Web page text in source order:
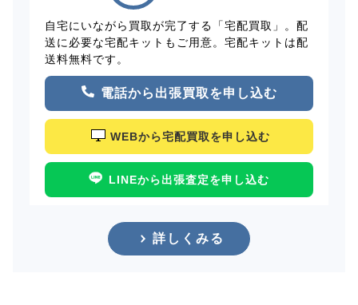
自宅にいながら買取が完了する「宅配買取」。配
送に必要な宅配キットもご用意。宅配キットは配
送料無料です。
電話から出張買取を申し込む
WEBから宅配買取を申し込む
LINEから出張査定を申し込む
詳しくみる